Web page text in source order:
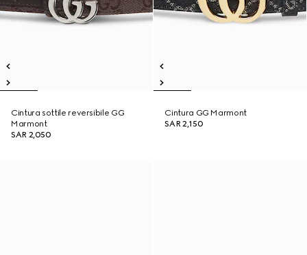
Cintura sottile reversibile GG
Marmont
SAR 2,050
Cintura GG Marmont
SAR 2,150